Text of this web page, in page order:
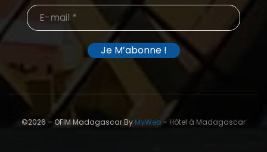
©2026 – OFIM Madagascar ByMyWeb– Hôtel à Madagascar